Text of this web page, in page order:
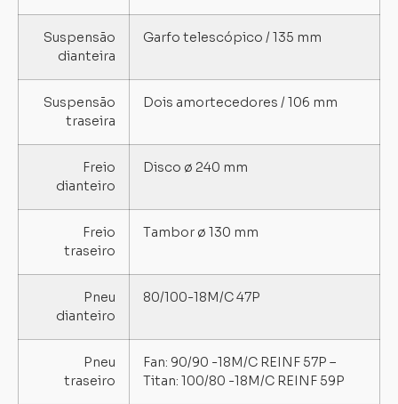
Suspensão
dianteira
Garfo telescópico / 135 mm
Suspensão
traseira
Dois amortecedores / 106 mm
Freio
dianteiro
Disco ø 240 mm
Freio
traseiro
Tambor ø 130 mm
Pneu
dianteiro
80/100-18M/C 47P
Pneu
traseiro
Fan: 90/90 -18M/C REINF 57P –
Titan: 100/80 -18M/C REINF 59P